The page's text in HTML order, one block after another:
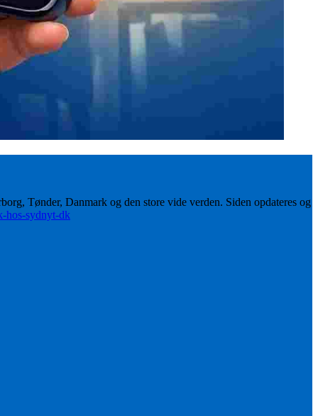
Tønder, Danmark og den store vide verden. Siden opdateres og
hos-sydnyt-dk